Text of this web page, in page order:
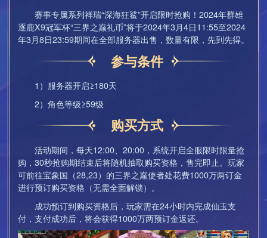
更高的战队有晋级优势。另外，荣誉积分可以提升战队星
级，并会作为年度奖金池分成的唯一参考标准。
单场比赛胜利获得荣誉积分如下：
比赛阶段
晋级赛
决赛 90 15 0 0
8强排名奖励荣誉积分如下：
8强排名 积分
冠军 200
亚军 120
随着助力次数增加，每个战队的狰战之玉晶石可完成进
化，每次进化时所有助力过该战队的玩家可获得进化奖励（助
力次数越多，奖励越高）。
活动结束后，奖池内所有奖金（包括群雄逐鹿官方赞助奖
金和所有玩家的助力奖金）将化为祝福奖励回馈给所有参与助
鹿冠军杯”赛事中成绩越好，则祝福奖励越高）。
活动结束后，每个X9组别获得助力次数最高的三支战队将
成功评选为2024年度X9“明星战队”。明星战队所有成员将获
得“明星战队队标”、“明星战队特效称谓”、“明星战队专属玩具
箱”和“战队空间明星标志”。
祝福奖励和明星战队奖励可在2024年3月11日12:00后领
取。
在助力竞猜中，累计助力某支战队达到一定次数时，将奖
励该战队的助力称谓。
福利多多，精彩不断，机会难得，三界少侠们快点行动起
赛事专属系列祥瑞“深海狂鲨”开启限时抢购！2024年群雄
逐鹿X9冠军杯“三界之巅礼币”将于2024年3月4日11:55至2024
年3月8日23:59期间在全部服务器出售，数量有限，先到先得。
参与条件
1）服务器开启≥180天
2）角色等级≥59级
购买方式
活动期间，每天12:00、20:00，系统开启全服限时限量抢
购，30秒抢购期结束后将随机抽取购买资格，售完即止。玩家
可前往宝象国（28,23）的三界之巅使者处花费1000万两订金
进行预订购买资格（无需全面解锁）。
成功预订到购买资格后，玩家需在24小时内完成仙玉支
付，支付成功后，将会获得1000万两预订金返还。